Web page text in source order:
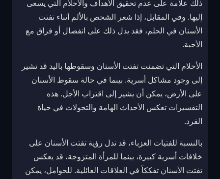
ذلك علامة على عدم تحقيق الأهداف والأحلام التي يسعى
إليها. وفي المقابل، إذا شعر الشخص بالألم أثناء تفتت
الأسنان في الحلم، فقد يدل ذلك على انفصال أو فراق مع
الأحبة.
الأحلام التي تضمنت تفتت الأسنان وسقوطها باليد قد تشير
إلى وجود مشاكل أسرية. بينما في حالة سقوط الأسنان
على الأرض، يمكن أن يشير إلى اقتراب الأجل. هذه
التفسيرات تعكس الأحداث الهامة والتحولات في حياة
الفرد.
بالنسبة للفتيات العزباء، قد تدل رؤية تفتت الأسنان على
خلافات أسرية كبيرة، بينما للمرأة المتزوجة، قد يعكس
تفتت الأسنان تفككاً في العلاقات العائلية. للحوامل، يمكن